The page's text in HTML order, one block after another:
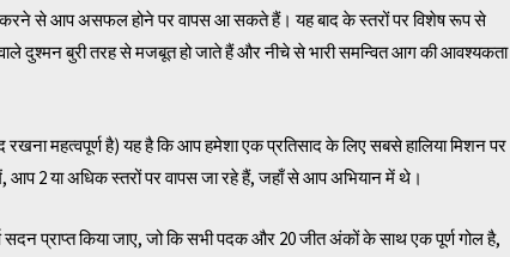
करने से आप असफल होने पर वापस आ सकते हैं। यह बाद के स्तरों पर विशेष रूप से
दुश्मन बुरी तरह से मजबूत हो जाते हैं और नीचे से भारी समन्वित आग की आवश्यकता
महत्वपूर्ण है) यह है कि आप हमेशा एक प्रतिसाद के लिए सबसे हालिया मिशन पर
2 या अधिक स्तरों पर वापस जा रहे हैं, जहाँ से आप अभियान में थे।
सदन प्राप्त किया जाए, जो कि सभी पदक और 20 जीत अंकों के साथ एक पूर्ण गोल है,